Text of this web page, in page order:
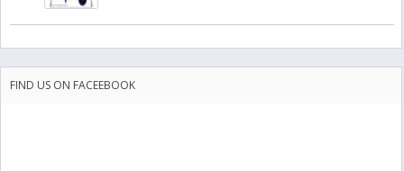
FIND US ON FACEEBOOK